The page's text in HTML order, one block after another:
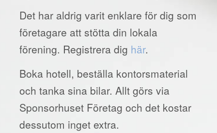
Det har aldrig varit enklare för dig som
företagare att stötta din lokala
förening. Registrera dig här.
Boka hotell, beställa kontorsmaterial
och tanka sina bilar. Allt görs via
Sponsorhuset Företag och det kostar
dessutom inget extra.